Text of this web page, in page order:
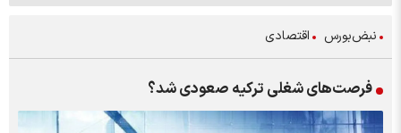
نبض‌بورس اقتصادی
فرصت‌های شغلی ترکیه صعودی شد؟